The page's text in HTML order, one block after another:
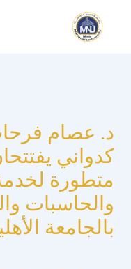
د. عصام
كدواني
متطورة
والحاسبات
بالجامعة